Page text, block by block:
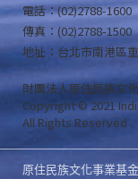
電話：(02)2788-1600
傳真：(02)2788-1500
地址：台北市南港區
財團法人原住民族文
Copyright © 2021
All Rights Reserved .
原住民族文化事業基